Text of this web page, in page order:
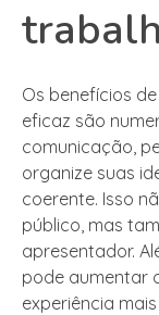
Os benefícios
eficaz são
comunicação,
organize suas
coerente. Isso
público, mas
apresentador.
pode aumentar
experiência